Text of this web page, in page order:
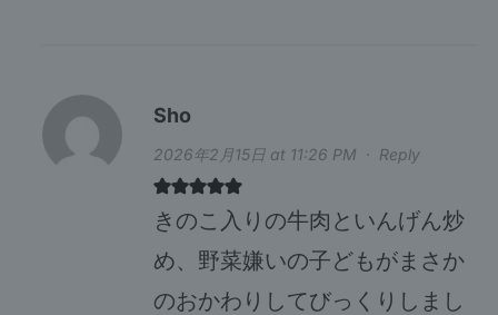
Sho
2026年2月15日 at 11:26 PM · Reply
きのこ入りの牛肉といんげん炒
め、野菜嫌いの子どもがまさか
のおかわりしてびっくりしまし